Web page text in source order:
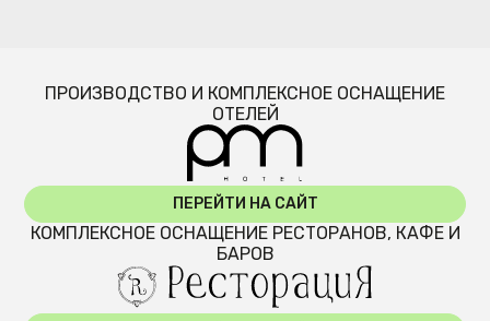
ПРОИЗВОДСТВО И КОМПЛЕКСНОЕ ОСНАЩЕНИЕ
ОТЕЛЕЙ
ПЕРЕЙТИ НА САЙТ
КОМПЛЕКСНОЕ ОСНАЩЕНИЕ РЕСТОРАНОВ, КАФЕ И
БАРОВ